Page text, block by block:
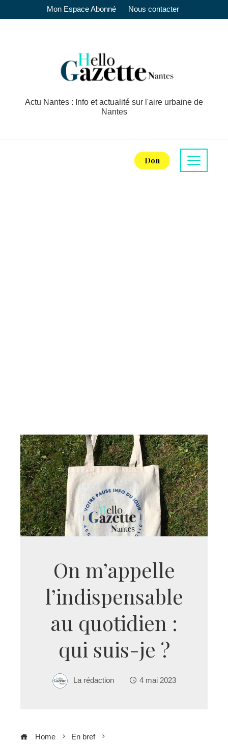
Mon Espace Abonné Nous contacter
Actu Nantes : Info et actualité sur l'aire urbaine de
Nantes
Don
On m’appelle
l’indispensable
au quotidien :
qui suis-je ?
La rédaction 4 mai 2023
Home
En bref